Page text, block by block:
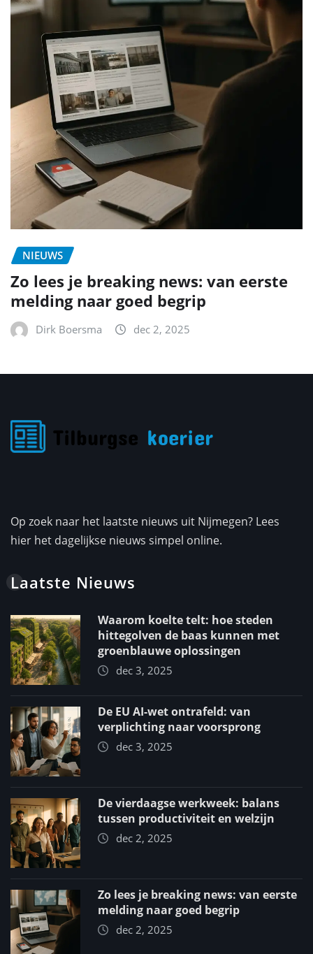
NIEUWS
Zo lees je breaking news: van eerste
melding naar goed begrip
Dirk Boersma dec 2, 2025
Op zoek naar het laatste nieuws uit Nijmegen? Lees
hier het dagelijkse nieuws simpel online.
Laatste Nieuws
Waarom koelte telt: hoe steden
hittegolven de baas kunnen met
groenblauwe oplossingen
dec 3, 2025
De EU AI-wet ontrafeld: van
verplichting naar voorsprong
dec 3, 2025
De vierdaagse werkweek: balans
tussen productiviteit en welzijn
dec 2, 2025
Zo lees je breaking news: van eerste
melding naar goed begrip
dec 2, 2025